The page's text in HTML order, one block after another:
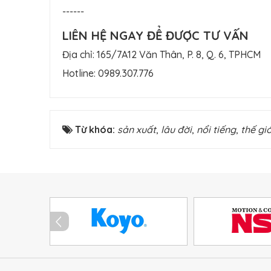
------
LIÊN HỆ NGAY ĐỂ ĐƯỢC TƯ VẤN
Địa chỉ: 165/7A12 Văn Thân, P. 8, Q. 6, TPHCM
Hotline: 0989.307.776
Từ khóa: sản xuất, lâu đời, nổi tiếng, thế